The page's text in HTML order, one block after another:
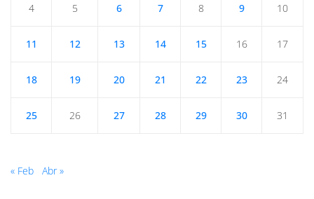
4 5 6 7 8 9 10
11 12 13 14 15 16 17
18 19 20 21 22 23 24
25 26 27 28 29 30 31
« Feb Abr »